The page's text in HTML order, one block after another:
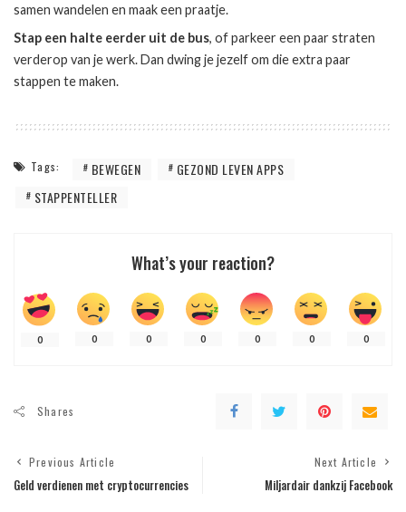
samen wandelen en maak een praatje.
Stap een halte eerder uit de bus, of parkeer een paar straten
verderop van je werk. Dan dwing je jezelf om die extra paar
stappen te maken.
Tags: BEWEGEN
GEZOND LEVEN APPS
STAPPENTELLER
What’s your reaction?
0 0 0 0 0 0 0
Shares
Previous Article
Geld verdienen met cryptocurrencies
Next Article
Miljardair dankzij Facebook